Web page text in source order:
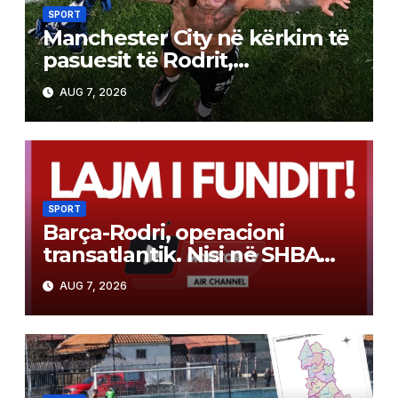
SPORT
Manchester City në kërkim të
pasuesit të Rodrit,
argjentinasi është objektivi
kryesor
AUG 7, 2026
SPORT
Barça-Rodri, operacioni
transatlantik. Nisi në SHBA
dhe po hyn në fazën
vendimtare
AUG 7, 2026